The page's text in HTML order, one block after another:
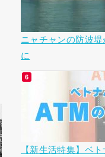
ニャチャンの防波
に
【新生活特集】ベ